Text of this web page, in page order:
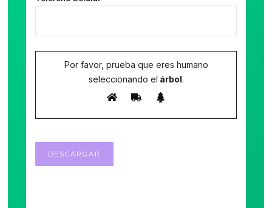
Por favor, prueba que eres humano
seleccionando el árbol.